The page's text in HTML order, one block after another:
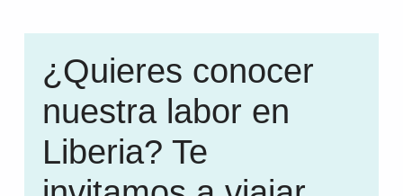
¿Quieres conocer
nuestra labor en
Liberia? Te